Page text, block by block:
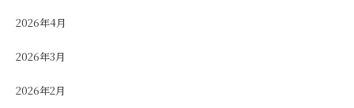
2026年4月
2026年3月
2026年2月